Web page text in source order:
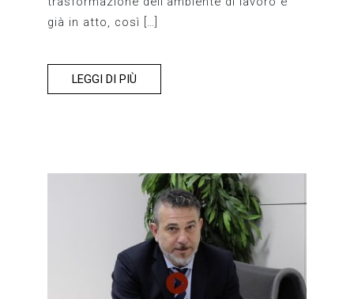
già in atto, così […]
LEGGI DI PIÙ